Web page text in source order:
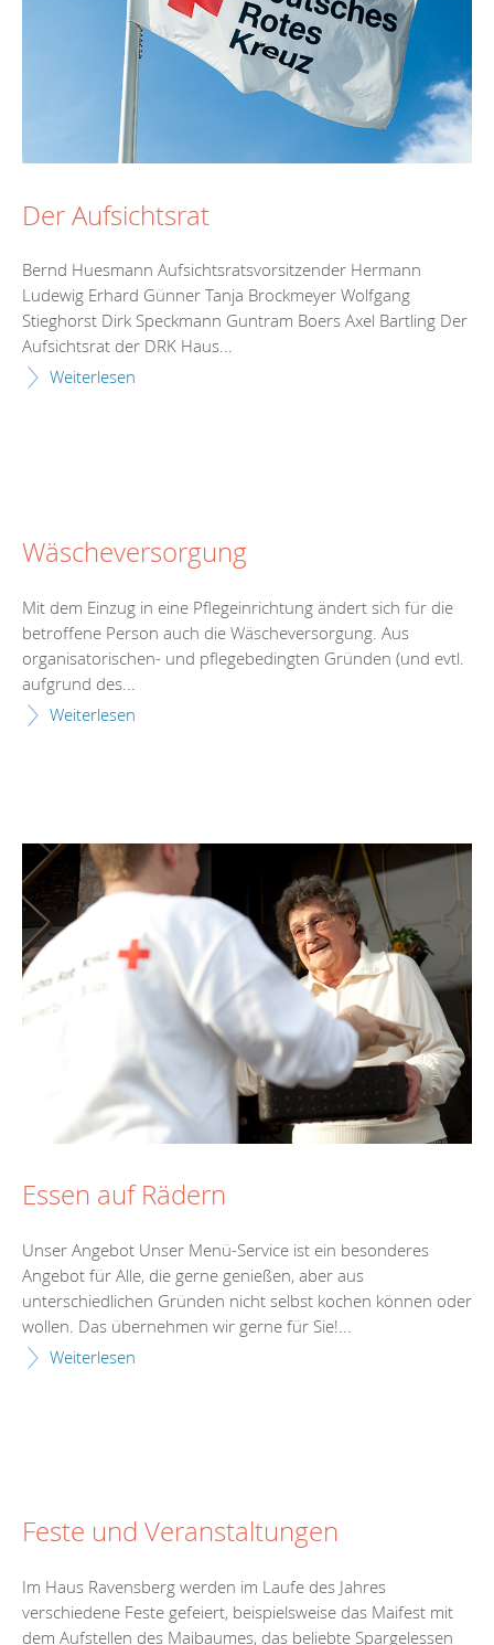
Der Aufsichtsrat
Bernd Huesmann Aufsichtsratsvorsitzender Hermann
Ludewig Erhard Günner Tanja Brockmeyer Wolfgang
Stieghorst Dirk Speckmann Guntram Boers Axel Bartling Der
Aufsichtsrat der DRK Haus...
Weiterlesen
Wäscheversorgung
Mit dem Einzug in eine Pflegeinrichtung ändert sich für die
betroffene Person auch die Wäscheversorgung. Aus
organisatorischen- und pflegebedingten Gründen (und evtl.
aufgrund des...
Weiterlesen
Essen auf Rädern
Unser Angebot Unser Menü-Service ist ein besonderes
Angebot für Alle, die gerne genießen, aber aus
unterschiedlichen Gründen nicht selbst kochen können oder
wollen. Das übernehmen wir gerne für Sie!...
Weiterlesen
Feste und Veranstaltungen
Im Haus Ravensberg werden im Laufe des Jahres
verschiedene Feste gefeiert, beispielsweise das Maifest mit
dem Aufstellen des Maibaumes, das beliebte Spargelessen